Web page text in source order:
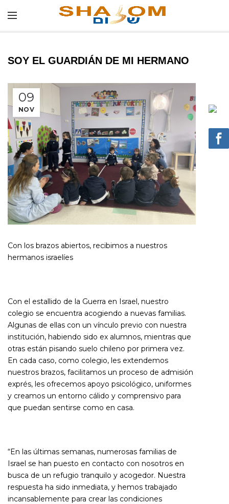
SOY EL GUARDIÁN DE MI HERMANO
09
NOV
Con los brazos abiertos, recibimos a nuestros
hermanos israelíes
Con el estallido de la Guerra en Israel, nuestro
colegio se encuentra acogiendo a nuevas familias.
Algunas de ellas con un vínculo previo con nuestra
institución, habiendo sido ex alumnos, mientras que
otras están pisando suelo chileno por primera vez.
En cada caso, como colegio, les extendemos
nuestros brazos, facilitamos un proceso de admisión
exprés, les ofrecemos apoyo psicológico, uniformes
y creamos un entorno cálido y comprensivo para
que puedan sentirse como en casa.
“En las últimas semanas, numerosas familias de
Israel se han puesto en contacto con nosotros en
busca de un refugio tranquilo y acogedor. Nuestra
respuesta ha sido inmediata, y hemos trabajado
incansablemente para crear las condiciones